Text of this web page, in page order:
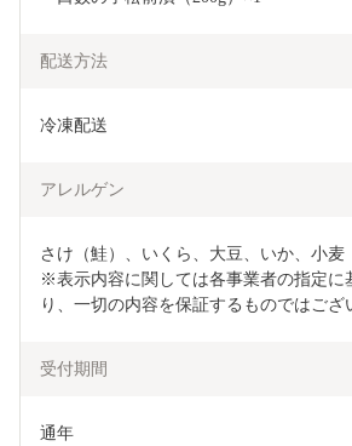
配送方法
冷凍配送
アレルゲン
さけ（鮭）、いくら、大豆、いか、小麦
※表示内容に関しては各事業者の指定に
り、一切の内容を保証するものではござ
受付期間
通年